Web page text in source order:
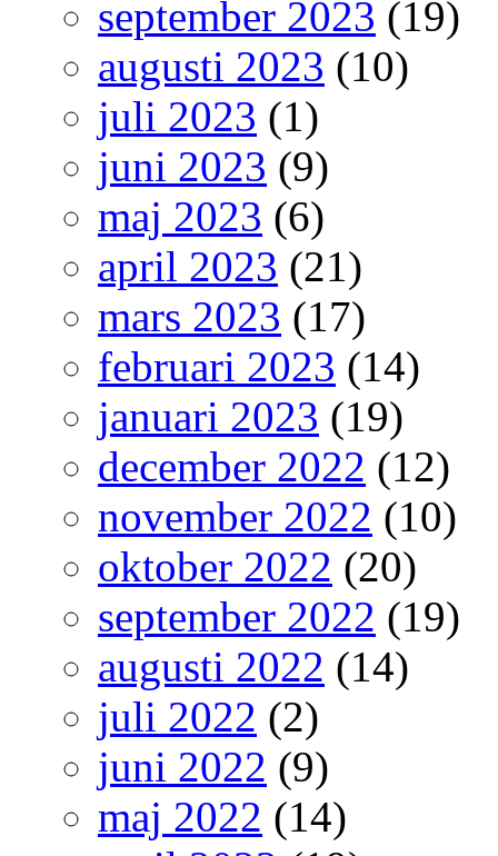
september 2023 (19)
augusti 2023 (10)
juli 2023 (1)
juni 2023 (9)
maj 2023 (6)
april 2023 (21)
mars 2023 (17)
februari 2023 (14)
januari 2023 (19)
december 2022 (12)
november 2022 (10)
oktober 2022 (20)
september 2022 (19)
augusti 2022 (14)
juli 2022 (2)
juni 2022 (9)
maj 2022 (14)